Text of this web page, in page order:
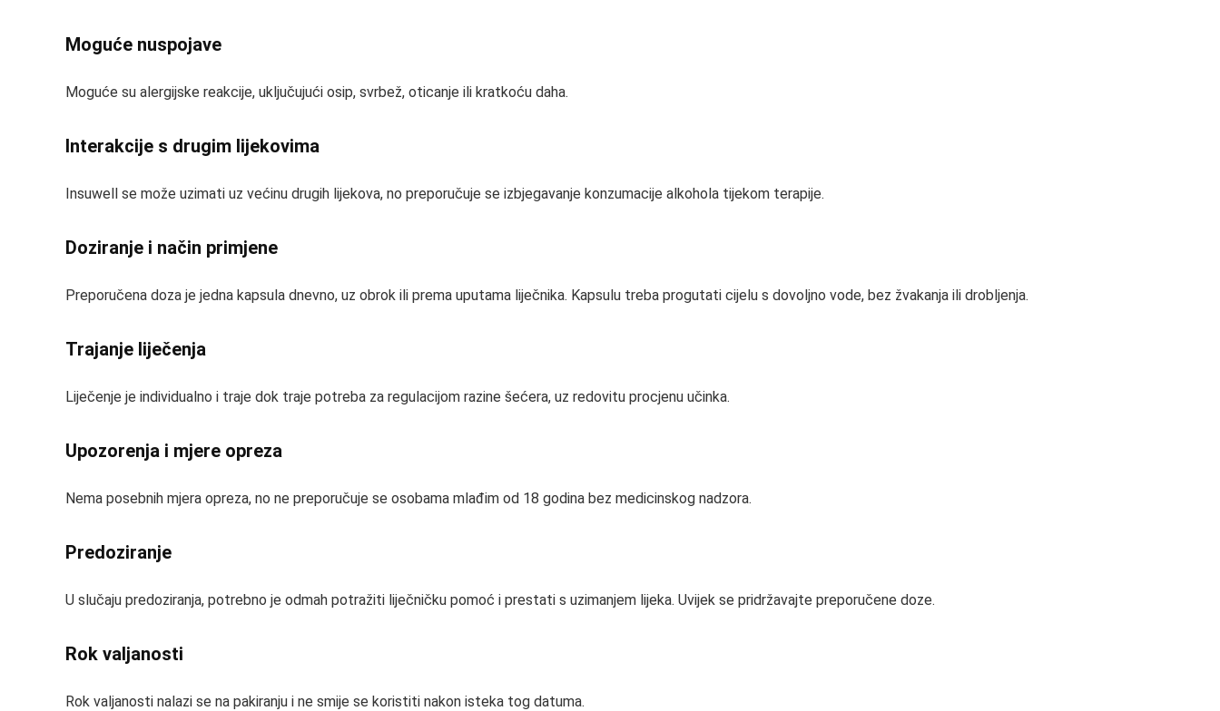
Moguće nuspojave
Moguće su alergijske reakcije, uključujući osip, svrbež, oticanje ili kratkoću daha.
Interakcije s drugim lijekovima
Insuwell se može uzimati uz većinu drugih lijekova, no preporučuje se izbjegavanje konzumacije alkohola tijekom terapije.
Doziranje i način primjene
Preporučena doza je jedna kapsula dnevno, uz obrok ili prema uputama liječnika. Kapsulu treba progutati cijelu s dovoljno vode, bez žvakanja ili drobljenja.
Trajanje liječenja
Liječenje je individualno i traje dok traje potreba za regulacijom razine šećera, uz redovitu procjenu učinka.
Upozorenja i mjere opreza
Nema posebnih mjera opreza, no ne preporučuje se osobama mlađim od 18 godina bez medicinskog nadzora.
Predoziranje
U slučaju predoziranja, potrebno je odmah potražiti liječničku pomoć i prestati s uzimanjem lijeka. Uvijek se pridržavajte preporučene doze.
Rok valjanosti
Rok valjanosti nalazi se na pakiranju i ne smije se koristiti nakon isteka tog datuma.